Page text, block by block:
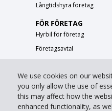
We use cookies on our
you only allow the use of
this may affect how the
enhanced functionality, as
Långtidshyra företag
FÖR FÖRETAG
Hyrbil för företag
Företagsavtal